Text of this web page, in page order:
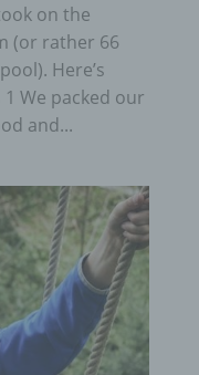
on the
(or rather 66
Here’s
We packed our
and...